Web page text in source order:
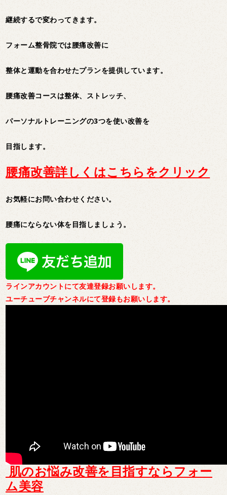
継続するで変わってきます。
フォーム整骨院では腰痛改善に
整体と運動を合わせたプランを提供しています。
腰痛改善コースは整体、ストレッチ、
パーソナルトレーニングの3つを使い改善を
目指します。
腰痛改善詳しくはこちらをクリック
お気軽にお問い合わせください。
腰痛にならない体を目指しましょう。
ラインアカウントにて友達登録お願いします。
ユーチューブチャンネルにて登録もお願いします。
肌のお悩み改善を目指すならフォー
ム美容